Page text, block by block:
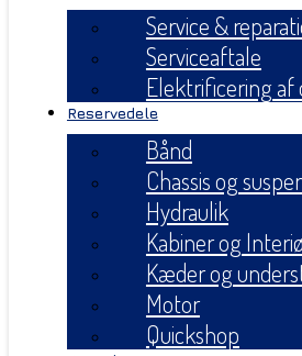
Service &
Serviceaftale
Elektrificering af
Reservedele
Bånd
Chassis og
Hydraulik
Kabiner og
Kæder og
Motor
Quickshop